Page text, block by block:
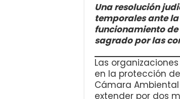
Una resolución
temporales ante
funcionamiento
sagrado por las
Las
en la protección
Cámara
extender por dos